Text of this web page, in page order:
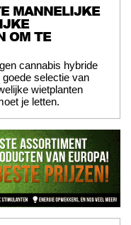
MANNELIJKE
OM TE
cannabis hybride
selectie van
wietplanten
je letten.